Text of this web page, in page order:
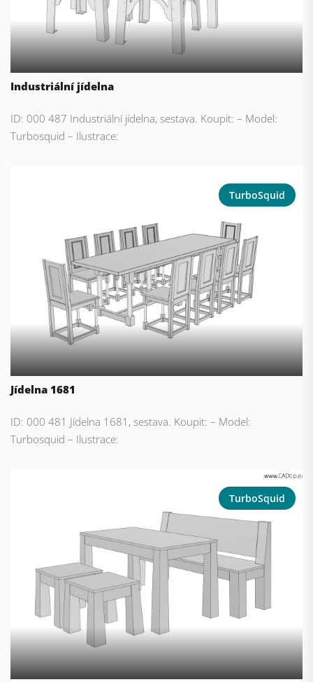
Industriální jídelna
ID: 000 487 Industriální jídelna, sestava. Koupit: – Model:
Turbosquid – Ilustrace:
TurboSquid
Jídelna 1681
ID: 000 481 Jídelna 1681, sestava. Koupit: – Model:
Turbosquid – Ilustrace:
TurboSquid